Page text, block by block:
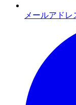
メールアド